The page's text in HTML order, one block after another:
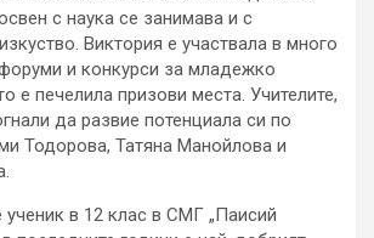
с наука се занимава и с
Виктория е участвала в много
и конкурси за младежко
е печелила призови места. Учителите,
да развие потенциала си по
Тодорова, Татяна Манойлова и
ученик в 12 клас в СМГ „Паисий